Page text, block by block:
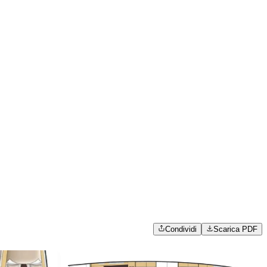
Condividi Scarica PDF